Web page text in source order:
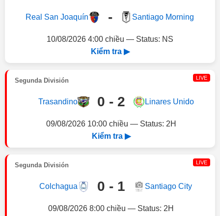
Real San Joaquín - Santiago Morning
10/08/2026 4:00 chiều — Status: NS
Kiểm tra ▶
Segunda División LIVE
Trasandino 0 - 2 Linares Unido
09/08/2026 10:00 chiều — Status: 2H
Kiểm tra ▶
Segunda División LIVE
Colchagua 0 - 1 Santiago City
09/08/2026 8:00 chiều — Status: 2H